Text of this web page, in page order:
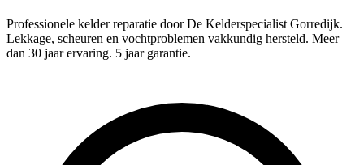
Professionele kelder reparatie door De Kelderspecialist Gorredijk.
Lekkage, scheuren en vochtproblemen vakkundig hersteld. Meer
dan 30 jaar ervaring. 5 jaar garantie.